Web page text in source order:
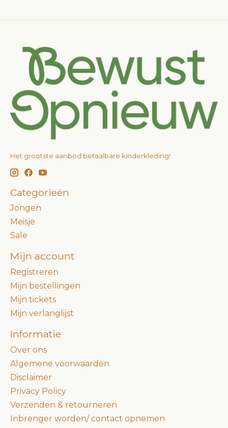
Het grootste aanbod betaalbare kinderkleding!
Categorieën
Jongen
Meisje
Sale
Mijn account
Registreren
Mijn bestellingen
Mijn tickets
Mijn verlanglijst
Informatie
Over ons
Algemene voorwaarden
Disclaimer
Privacy Policy
Verzenden & retourneren
Inbrenger worden/ contact opnemen